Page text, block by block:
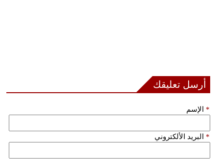
أرسل تعليقك
الإسم *
البريد الألكتروني *